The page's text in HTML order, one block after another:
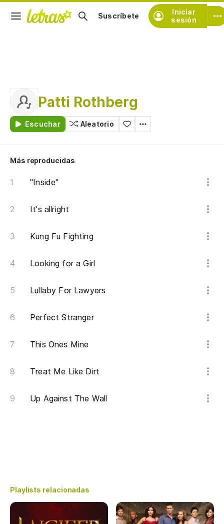
Iniciar
sesión
Suscríbete
Patti Rothberg
Escuchar Aleatorio
Más reproducidas
"Inside"
It's allright
Kung Fu Fighting
Looking for a Girl
Lullaby For Lawyers
Perfect Stranger
This Ones Mine
Treat Me Like Dirt
Up Against The Wall
Playlists relacionadas